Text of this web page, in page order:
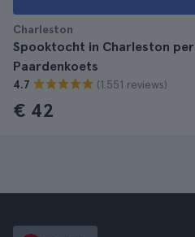
Charleston
Spooktocht in Charleston per
Paardenkoets
4.7 (1.551 reviews)
€ 42